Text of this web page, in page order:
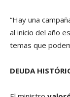
“Hay una
al inicio del año
temas que
DEUDA